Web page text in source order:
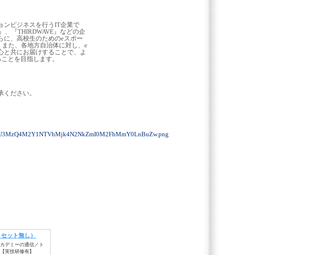
ンビジネスを行うIT企業で
、『THIRDWAVE』などの企
に、高校生のためのeスポー
た、各地方自治体に対し、e
共にお届けすることで、よ
とを目指します。
ださい。